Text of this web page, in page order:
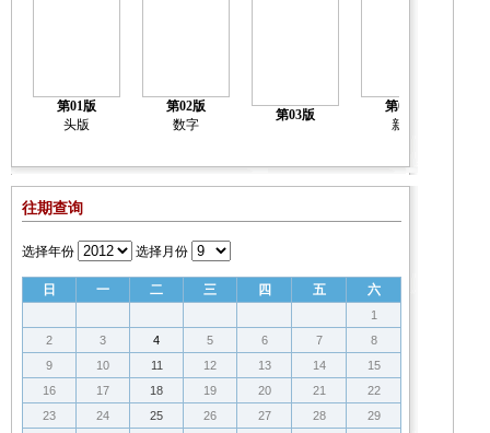
第01版
头版
第02版
数字
第03版
第04版
新闻
往期查询
选择年份 选择月份
日 一 二 三 四 五 六
1
2
3 4 5 6 7
8
9
10 11 12 13 14
15
16
17 18 19 20 21
22
23
24 25 26 27 28
29